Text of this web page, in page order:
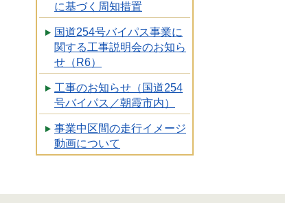
に基づく周知措置
国道254号バイパス事業に
関する工事説明会のお知ら
せ（R6）
工事のお知らせ（国道254
号バイパス／朝霞市内）
事業中区間の走行イメージ
動画について